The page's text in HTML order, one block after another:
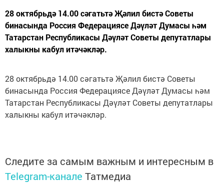
28 октябрьдә 14.00 сәгатьтә Җәлил бистә Советы
бинасында Россия Федерациясе Дәүләт Думасы һәм
Татарстан Республикасы Дәүләт Советы депутатлары
халыкны кабул итәчәкләр.
28 октябрьдә 14.00 сәгатьтә Җәлил бистә Советы
бинасында Россия Федерациясе Дәүләт Думасы һәм
Татарстан Республикасы Дәүләт Советы депутатлары
халыкны кабул итәчәкләр.
Следите за самым важным и интересным в
Telegram-канале Татмедиа